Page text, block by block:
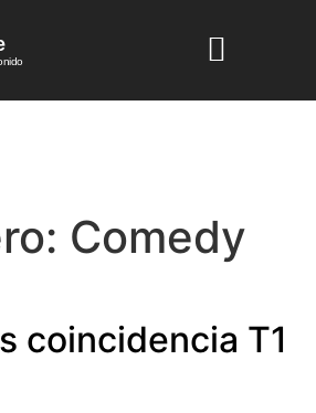
Comedy
coincidencia T1